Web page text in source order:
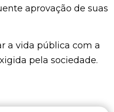
aprovação de suas
a vida pública com a
pela sociedade.